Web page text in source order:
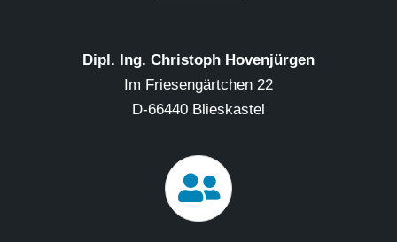
Dipl. Ing. Christoph Hovenjürgen
Im Friesengärtchen 22
D-66440 Blieskastel